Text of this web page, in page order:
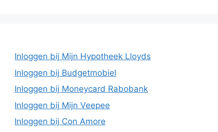
Inloggen bij Mijn Hypotheek Lloyds
Inloggen bij Budgetmobiel
Inloggen bij Moneycard Rabobank
Inloggen bij Mijn Veepee
Inloggen bij Con Amore